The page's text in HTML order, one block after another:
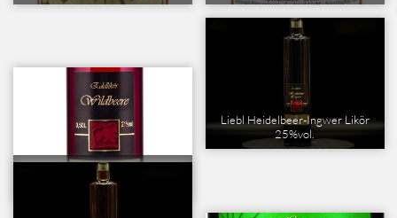
Liebl Edellikör Wildbeere 21%vol.
Liebl Heidelbeer-Ingwer Likör
25%vol.